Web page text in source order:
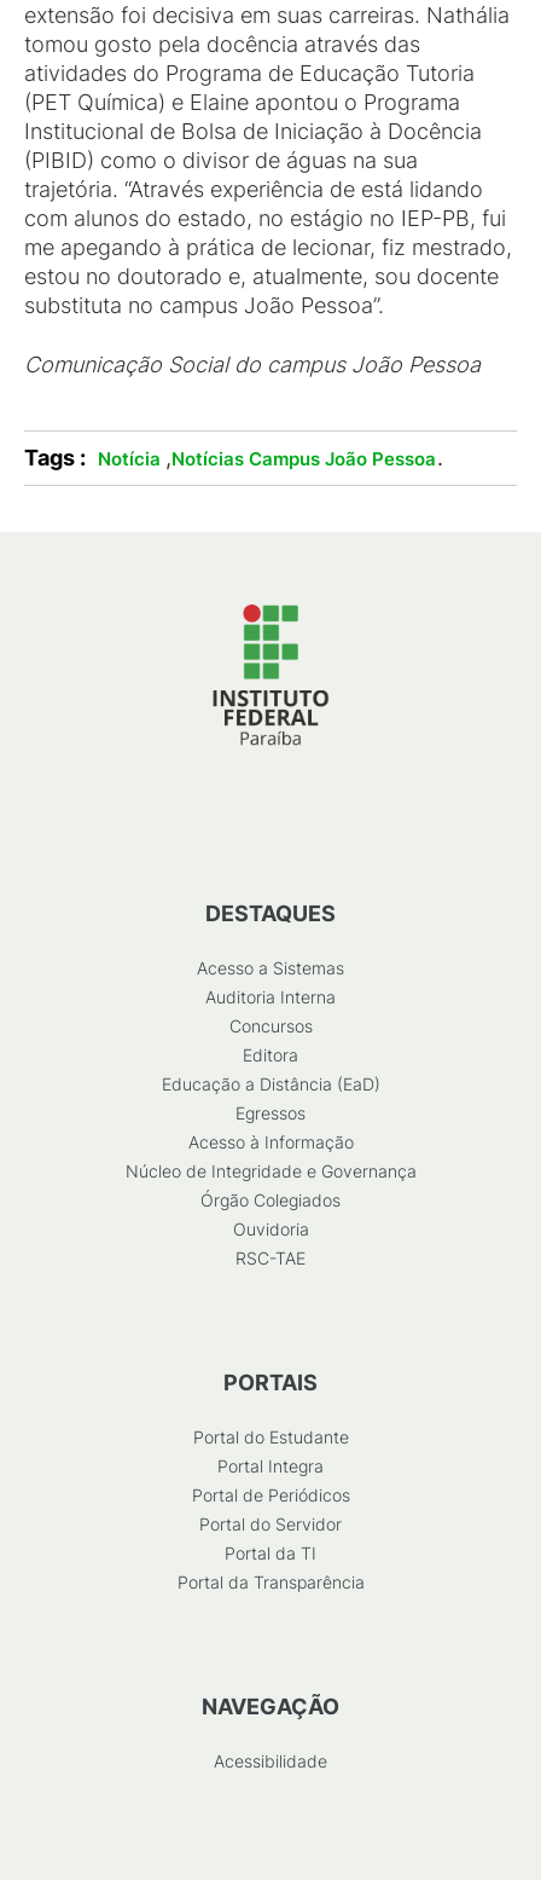
extensão foi decisiva em suas carreiras. Nathália
tomou gosto pela docência através das
atividades do Programa de Educação Tutoria
(PET Química) e Elaine apontou o Programa
Institucional de Bolsa de Iniciação à Docência
(PIBID) como o divisor de águas na sua
trajetória. “Através experiência de está lidando
com alunos do estado, no estágio no IEP-PB, fui
me apegando à prática de lecionar, fiz mestrado,
estou no doutorado e, atualmente, sou docente
substituta no campus João Pessoa”.
Comunicação Social do campus João Pessoa
Tags : Notícia ,Notícias Campus João Pessoa.
DESTAQUES
Acesso a Sistemas
Auditoria Interna
Concursos
Editora
Educação a Distância (EaD)
Egressos
Acesso à Informação
Núcleo de Integridade e Governança
Órgão Colegiados
Ouvidoria
RSC-TAE
PORTAIS
Portal do Estudante
Portal Integra
Portal de Periódicos
Portal do Servidor
Portal da TI
Portal da Transparência
NAVEGAÇÃO
Acessibilidade